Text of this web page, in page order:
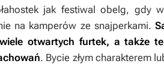
jak festiwal obelg, gdy
na kamperów ze snajperkami.
otwartych furtek, a także
. Bycie złym charakterem